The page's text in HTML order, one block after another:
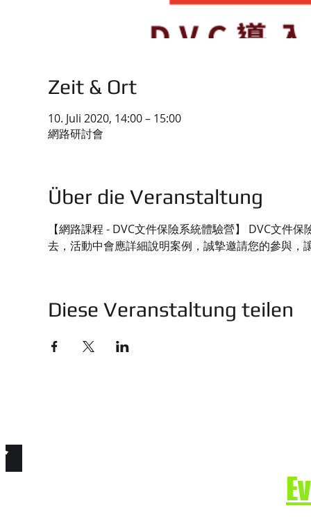
Zeit & Ort
10. Juli 2020, 14:00 – 15:00
網路研討會
Über die Veranstaltung
【網路課程 - DVC文件保險系統體驗營】 DVC文件
去，活動中會應詳細說明案例，誠摯邀請您的參與，
Diese Veranstaltung teilen
限公司